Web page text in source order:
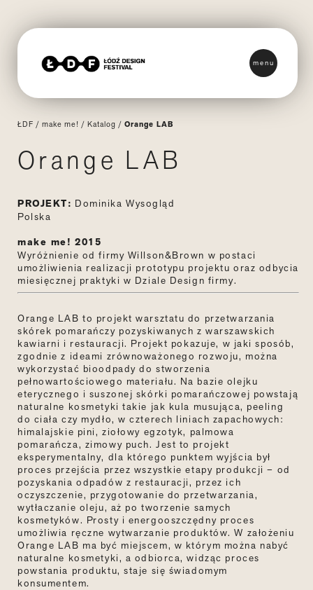
menu
ŁDF / make me! / Katalog / Orange LAB
Orange LAB
PROJEKT: Dominika Wysogląd
Polska
make me! 2015
Wyróżnienie od firmy Willson&Brown w postaci
umożliwienia realizacji prototypu projektu oraz odbycia
miesięcznej praktyki w Dziale Design firmy.
Orange LAB to projekt warsztatu do przetwarzania
skórek pomarańczy pozyskiwanych z warszawskich
kawiarni i restauracji. Projekt pokazuje, w jaki sposób,
zgodnie z ideami zrównoważonego rozwoju, można
wykorzystać bioodpady do stworzenia
pełnowartościowego materiału. Na bazie olejku
eterycznego i suszonej skórki pomarańczowej powstają
naturalne kosmetyki takie jak kula musująca, peeling
do ciała czy mydło, w czterech liniach zapachowych:
himalajskie pini, ziołowy egzotyk, palmowa
pomarańcza, zimowy puch. Jest to projekt
eksperymentalny, dla którego punktem wyjścia był
proces przejścia przez wszystkie etapy produkcji– od
pozyskania odpadów z restauracji, przez ich
oczyszczenie, przygotowanie do przetwarzania,
wytłaczanie oleju, aż po tworzenie samych
kosmetyków. Prosty i energooszczędny proces
umożliwia ręczne wytwarzanie produktów. W założeniu
Orange LAB ma być miejscem, w którym można nabyć
naturalne kosmetyki, a odbiorca, widząc proces
powstania produktu, staje się świadomym
konsumentem.